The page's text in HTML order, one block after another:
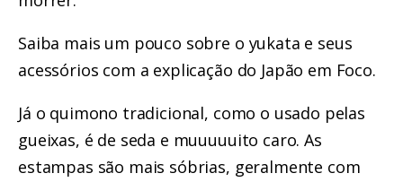
Saiba mais um pouco sobre o yukata e seus
acessórios com a explicação do Japão em Foco.
Já o quimono tradicional, como o usado pelas
gueixas, é de seda e muuuuuito caro. As
estampas são mais sóbrias, geralmente com